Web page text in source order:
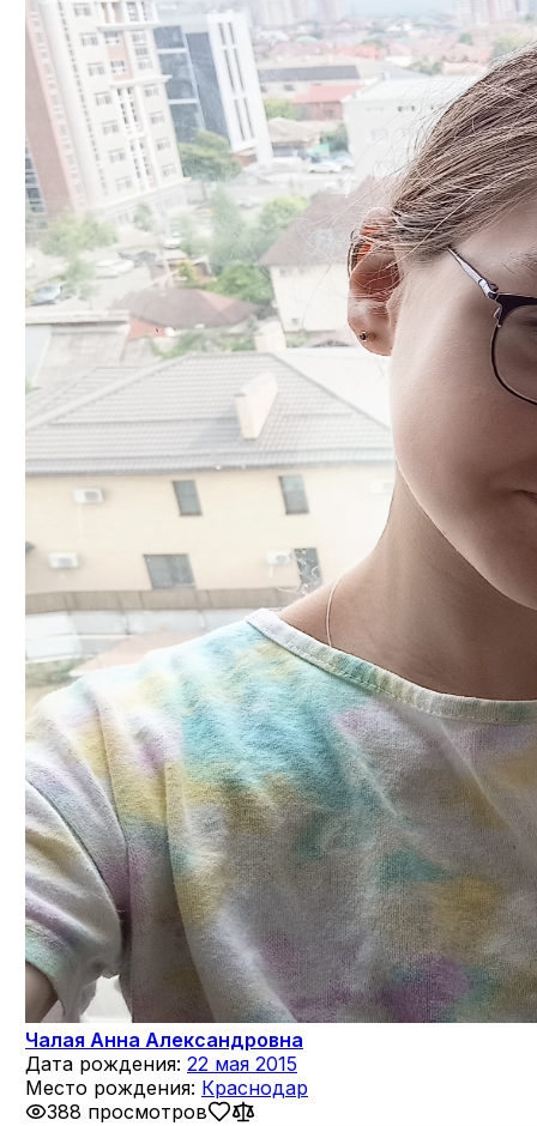
Чалая Анна Александровна
Дата рождения: 22 мая 2015
Место рождения: Краснодар
388 просмотров